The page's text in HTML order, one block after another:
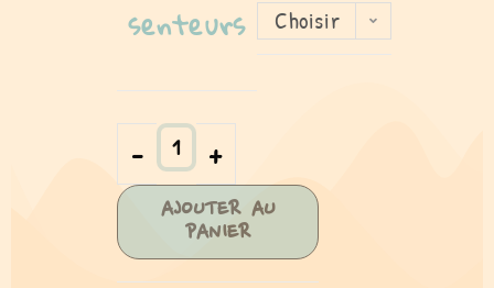
senteurs
Choisir
- +
AJOUTER AU
PANIER